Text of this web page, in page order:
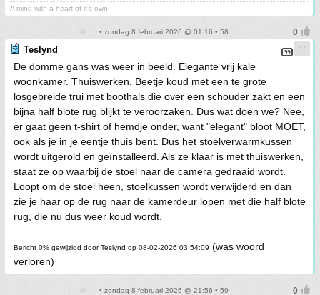
A mind with a heart of it's own
• zondag 8 februari 2026 @ 01:16 • 58
Teslynd
De domme gans was weer in beeld. Elegante vrij kale
woonkamer. Thuiswerken. Beetje koud met een te grote
losgebreide trui met boothals die over een schouder zakt en een
bijna half blote rug blijkt te veroorzaken. Dus wat doen we? Nee,
er gaat geen t-shirt of hemdje onder, want "elegant" bloot MOET,
ook als je in je eentje thuis bent. Dus het stoelverwarmkussen
wordt uitgerold en geïnstalleerd. Als ze klaar is met thuiswerken,
staat ze op waarbij de stoel naar de camera gedraaid wordt.
Loopt om de stoel heen, stoelkussen wordt verwijderd en dan
zie je haar op de rug naar de kamerdeur lopen met die half blote
rug, die nu dus weer koud wordt.
Bericht 0% gewijzigd door Teslynd op 08-02-2026 03:54:09 (was woord
verloren)
• zondag 8 februari 2026 @ 21:56 • 59